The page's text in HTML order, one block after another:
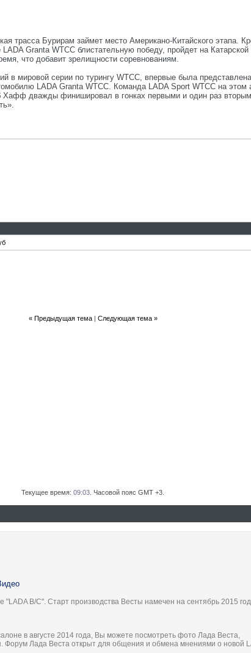
трасса Бурирам займет место Американо-Китайского этапа.
Granta WTCC блистательную победу, пройдет на
что добавит зрелищности соревнованиям.
в мировой серии по турингу WTCC, впервые была
LADA Granta WTCC. Команда LADA Sport WTCC на
Хафф дважды финишировал в гонках первыми и один раз
« Предыдущая тема| Следующая тема »
Текущее время: 09:03 . Часовой пояс GMT +3.
B/C". Старт производства Весты намечен на сентябрь 2015
в августе 2014 года, Вы можете посмотреть фото Лада Веста,
Форум Лада Веста открыт для общения и обмена мнениями о новой